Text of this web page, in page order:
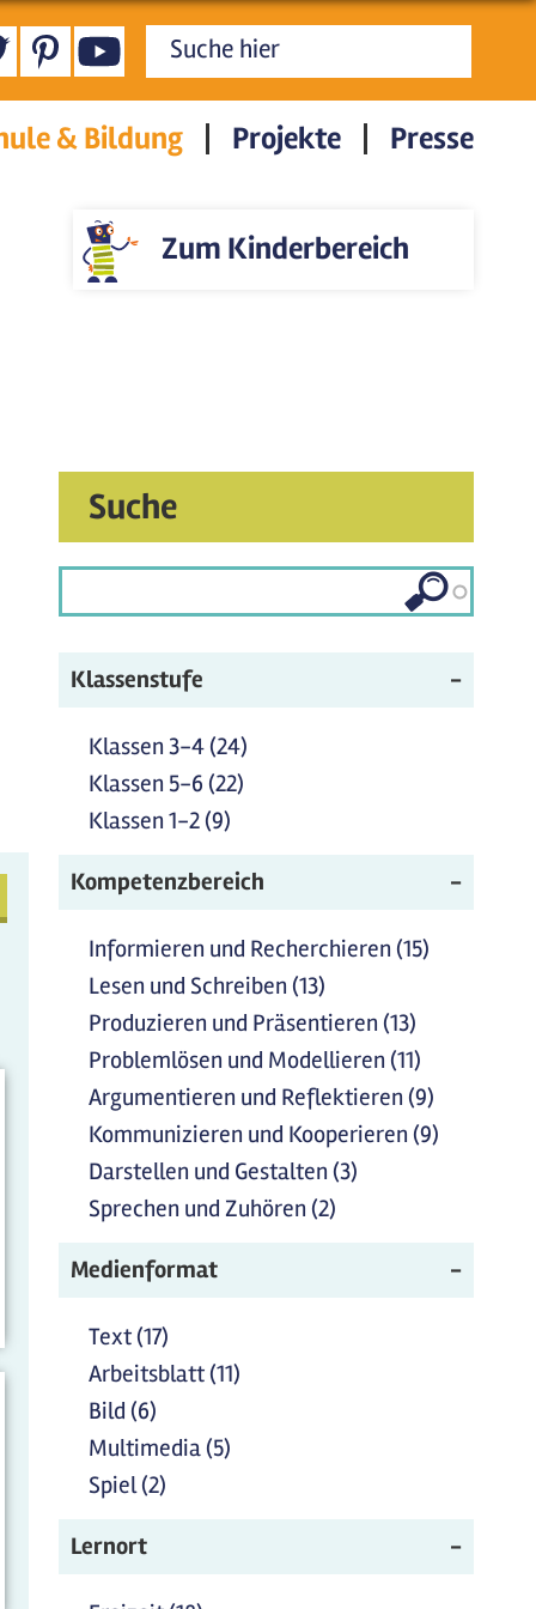
Suchformular
& Bildung Projekte Presse
Zum Kinderbereich
Suche
Klassenstufe
Klassen 3-4 (24)
Klassen 5-6 (22)
Klassen 1-2 (9)
Kompetenzbereich
Informieren und Recherchieren (15)
Lesen und Schreiben (13)
Filter anwenden
Produzieren und Präsentieren (13)
und
Filter
anwenden
Problemlösen und Modellieren (11)
und
Filter
Argumentieren und Reflektieren (9)
und
Kommunizieren und Kooperieren (9)
Darstellen und Gestalten (3)
Sprechen und Zuhören (2)
Medienformat
Text (17)
Arbeitsblatt (11)
Bild (6)
Multimedia (5)
Spiel (2)
Lernort